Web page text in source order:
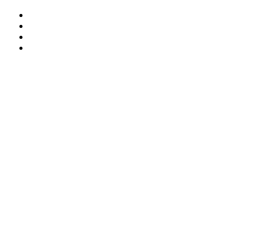
Saltar
contenido